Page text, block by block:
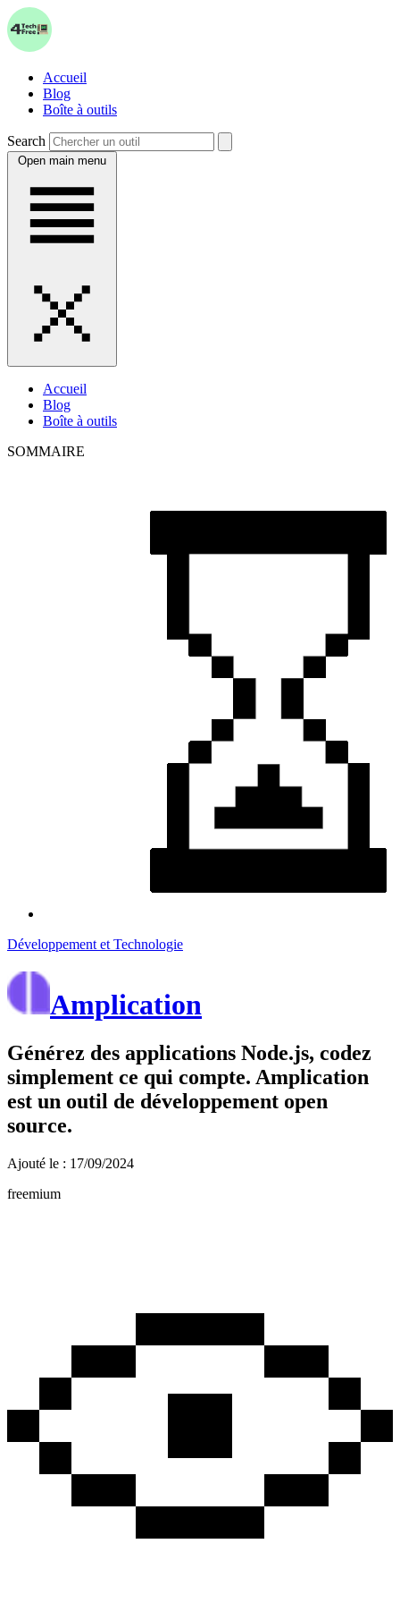
Accueil
Blog
Boîte à outils
Search
Open main menu
Accueil
Blog
Boîte à outils
SOMMAIRE
Développement et Technologie
Amplication
Générez des applications Node.js, codez
simplement ce qui compte. Amplication
est un outil de développement open
source.
Ajouté le : 17/09/2024
freemium